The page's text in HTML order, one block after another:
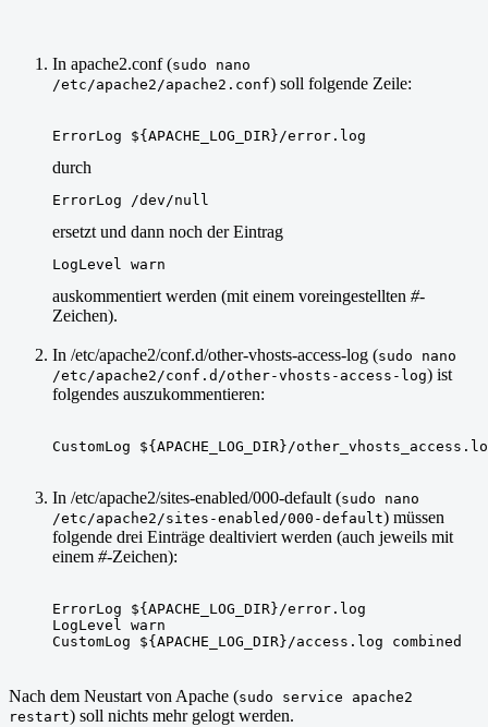
In apache2.conf (sudo nano
/etc/apache2/apache2.conf) soll folgende Zeile:
ErrorLog ${APACHE_LOG_DIR}/error.log
durch
ErrorLog /dev/null
ersetzt und dann noch der Eintrag
LogLevel warn
auskommentiert werden (mit einem voreingestellten #-
Zeichen).
In /etc/apache2/conf.d/other-vhosts-access-log (sudo nano
/etc/apache2/conf.d/other-vhosts-access-log) ist
folgendes auszukommentieren:
CustomLog ${APACHE_LOG_DIR}/
In /etc/apache2/sites-enabled/000-default (sudo nano
/etc/apache2/sites-enabled/000-default) müssen
folgende drei Einträge dealtiviert werden (auch jeweils mit
einem #-Zeichen):
ErrorLog ${APACHE_LOG_DIR}/error.log
LogLevel warn
Nach dem Neustart von Apache (sudo service apache2
restart) soll nichts mehr gelogt werden.